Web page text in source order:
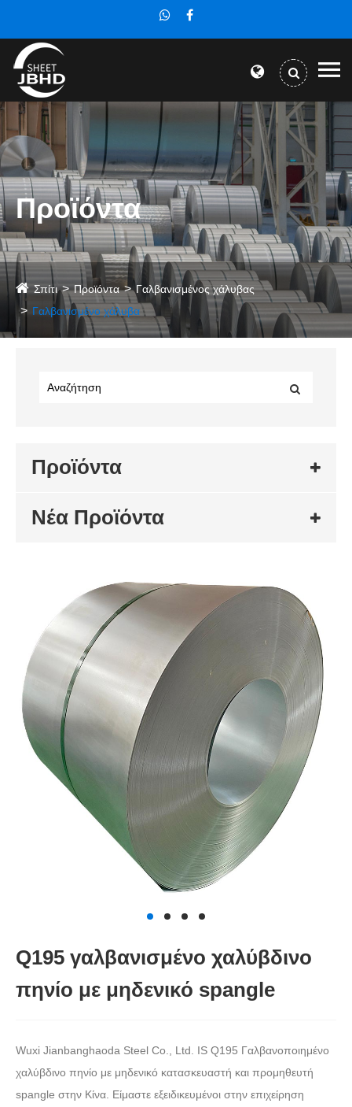
Προϊόντα
Σπίτι Προϊόντα
Γαλβανισμένος χάλυβας
Γαλβανισμένο χάλυβα
Προϊόντα
Νέα Προϊόντα
Q195 γαλβανισμένο χαλύβδινο
πηνίο με μηδενικό spangle
Wuxi Jianbanghaoda Steel Co., Ltd. IS Q195 Γαλβανοποιημένο
χαλύβδινο πηνίο με μηδενικό κατασκευαστή και προμηθευτή
spangle στην Κίνα. Είμαστε εξειδικευμένοι στην επιχείρηση